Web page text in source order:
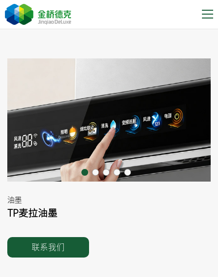
油墨
TP麦拉油墨
联系我们